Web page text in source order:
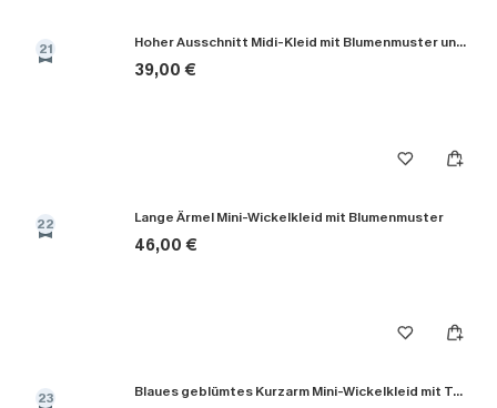
21 Hoher Ausschnitt Midi-Kleid mit Blumenmuster und Taillengürtel
39,00 €
22 Lange Ärmel Mini-Wickelkleid mit Blumenmuster
46,00 €
23 Blaues geblümtes Kurzarm Mini-Wickelkleid mit Taillenbindung